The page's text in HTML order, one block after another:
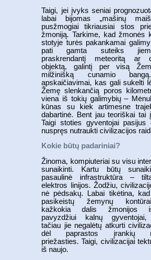
Taigi, jei įvyks seniai
labai bijomas „mašinų
pusžmogiai tikriausiai stos
žmoniją. Tarkime, kad žmonės
stotyje turės pakankamai
pati gamta suteiks
praskrendantį meteoritą ar
objektą, galintį per visą
milžinišką cunamio
apskaičiavimai, kas gali sukelti
Žemę slenkančią poros
viena iš tokių galimybių –
kūnas su kiek artimesne
dabartinė. Bent jau teoriškai tai
Taigi stoties gyventojai pasijus
nuspręs nutraukti civilizacijos
Kokie būtų padariniai?
Žinoma, kompiuteriai su visu
sunaikinti. Kartu būtų
pasaulinė infrastruktūra –
elektros linijos. Žodžiu,
nė pėdsakų. Labai tikėtina,
pasikeistų žemynų
kažkokia dalis žmonijos
pavyzdžiui kalnų gyventojai,
tačiau jie negalėtų atkurti
dėl paprastos įrankių
priežasties. Taigi, civilizacijai
iš naujo.